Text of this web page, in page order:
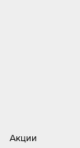
Акции